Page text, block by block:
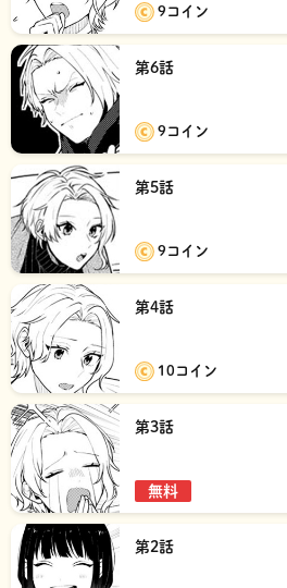
9コイン
第6話
9コイン
第5話
9コイン
第4話
10コイン
第3話
無料
第2話